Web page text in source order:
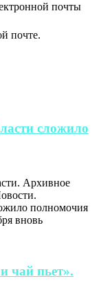
почты
почте.
сложило
Архивное
полномочия
вновь
чай пьет».